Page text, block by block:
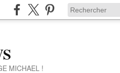
MICHAEL !